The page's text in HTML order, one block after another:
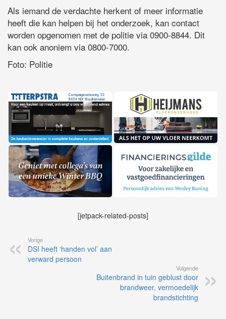
Als iemand de verdachte herkent of meer informatie
heeft die kan helpen bij het onderzoek, kan contact
worden opgenomen met de politie via 0900-8844. Dit
kan ook anoniem via 0800-7000.
Foto: Politie
[jetpack-related-posts]
Vorige
DSI heeft ‘handen vol’ aan
verward persoon
Volgende
Buitenbrand in tuin geblust door
brandweer, vermoedelijk
brandstichting